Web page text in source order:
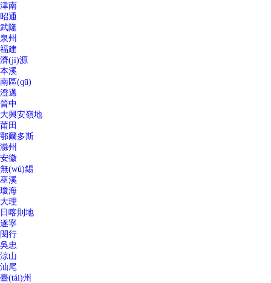
津南
昭通
武隆
泉州
福建
濟(jì)源
本溪
南區(qū)
澄邁
晉中
大興安嶺地
莆田
鄂爾多斯
滁州
安徽
無(wú)錫
巫溪
瓊海
大理
日喀則地
遂寧
閔行
吳忠
涼山
汕尾
臺(tái)州